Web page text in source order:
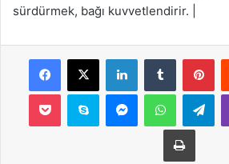
sürdürmek, bağı kuvvetlendirir. |
Facebook
X LinkedInTumblr
Pocket Skype MessengerWhatsApp
Yazdır